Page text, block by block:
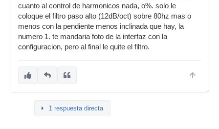
cuanto al control de harmonicos nada, o%. solo le
coloque el filtro paso alto (12dB/oct) sobre 80hz mas o
menos con la pendiente menos inclinada que hay, la
numero 1. te mandaria foto de la interfaz con la
configuracion, pero al final le quite el filtro.
1 respuesta directa